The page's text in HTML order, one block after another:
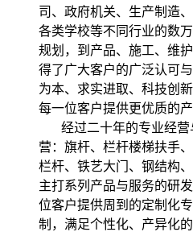
司、政府机关、生产制造
各类学校等不同行业的数
规划，到产品、施工、维
得了广大客户的广泛认可
为本、求实进取、科技创
每一位客户提供更优质的产
经过二十年的专业经营
营：旗杆、栏杆楼梯扶手
栏杆、铁艺大门、钢结构
主打系列产品与服务的研
位客户提供周到的定制化
制，满足个性化、产异化